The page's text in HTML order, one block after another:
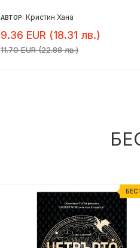
АВТОР: Кристин Хана
9.36 EUR (18.31 лв.)
11.70 EUR (22.88 лв.)